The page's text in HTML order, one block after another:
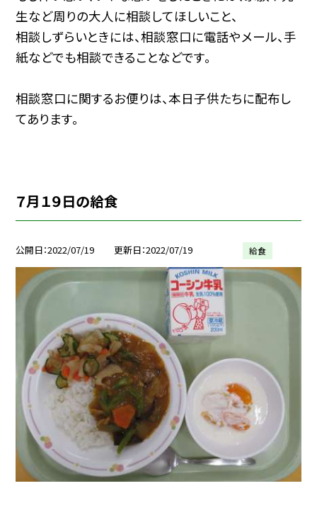
生など周りの大人に相談してほしいこと、
相談しずらいときには、相談窓口に電話やメール、手
紙などでも相談できることなどです。
相談窓口に関するお便りは、本日子供たちに配布し
てあります。
７月１９日の給食
公開日 2022/07/19 更新日 2022/07/19 給食